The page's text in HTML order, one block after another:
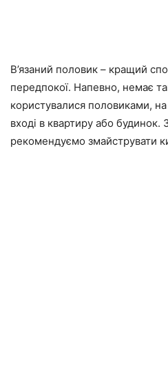
В’язаний половик – кращий
передпокої. Напевно, немає
користувалися половиками,
вході в квартиру або будинок.
рекомендуємо змайструвати